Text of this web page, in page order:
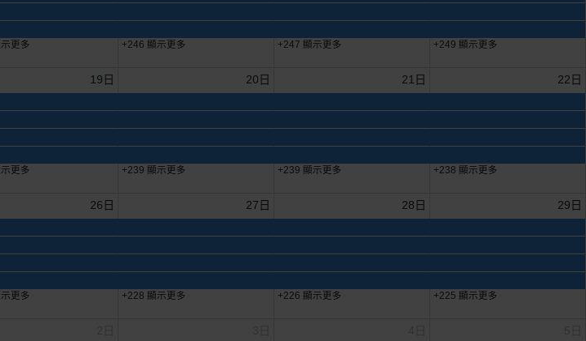
更多 +246 顯示更多 +247 顯示更多 +249 顯示更多
19日
更多
20日
+239 顯示更多
21日
+239 顯示更多
22日
+238 顯示更多
26日
更多
27日
+228 顯示更多
28日
+226 顯示更多
29日
+225 顯示更多